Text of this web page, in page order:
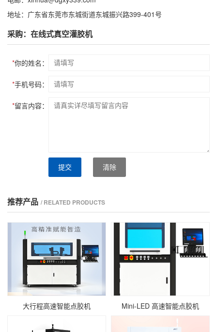
地址：广东省东莞市东城街道东城振兴路399-401号
采购：在线式真空灌胶机
*你的姓名：
*手机号码：
*留言内容：
提交 清除
推荐产品 / RELATED PRODUCTS
大行程高速智能点胶机 Mini‑LED 高速智能点胶机